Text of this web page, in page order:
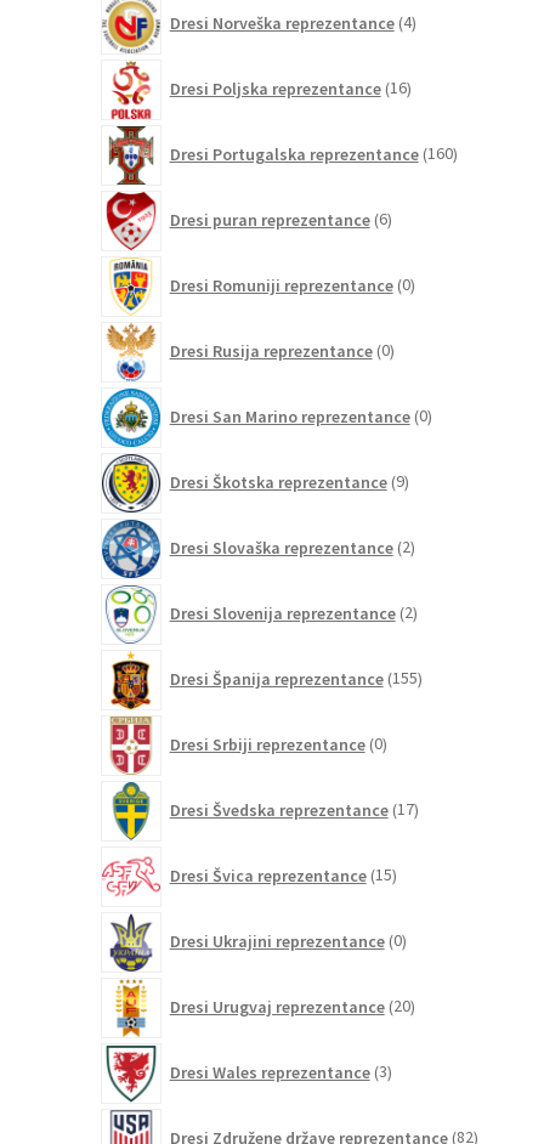
Dresi Norveška reprezentance 4izdelki
Dresi Poljska reprezentance 16izdelkov
Dresi Portugalska reprezentance 160izdelkov
Dresi puran reprezentance 6izdelkov
Dresi Romuniji reprezentance 0izdelkov
Dresi Rusija reprezentance 0izdelkov
Dresi San Marino reprezentance 0izdelkov
Dresi Škotska reprezentance 9izdelkov
Dresi Slovaška reprezentance 2izdelka
Dresi Slovenija reprezentance 2izdelka
Dresi Španija reprezentance 155izdelkov
Dresi Srbiji reprezentance 0izdelkov
Dresi Švedska reprezentance 17izdelkov
Dresi Švica reprezentance 15izdelkov
Dresi Ukrajini reprezentance 0izdelkov
Dresi Urugvaj reprezentance 20izdelkov
Dresi Wales reprezentance 3izdelki
Dresi Združene države reprezentance 82